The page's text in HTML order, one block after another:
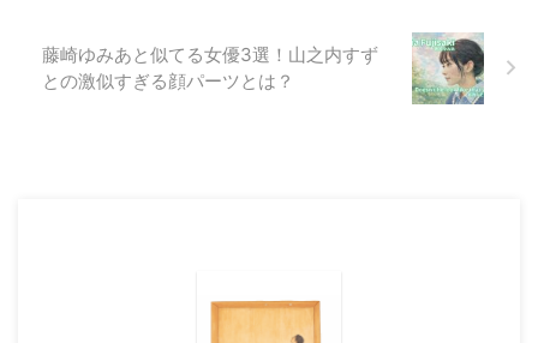
藤崎ゆみあと似てる女優3選！山之内すず
との激似すぎる顔パーツとは？